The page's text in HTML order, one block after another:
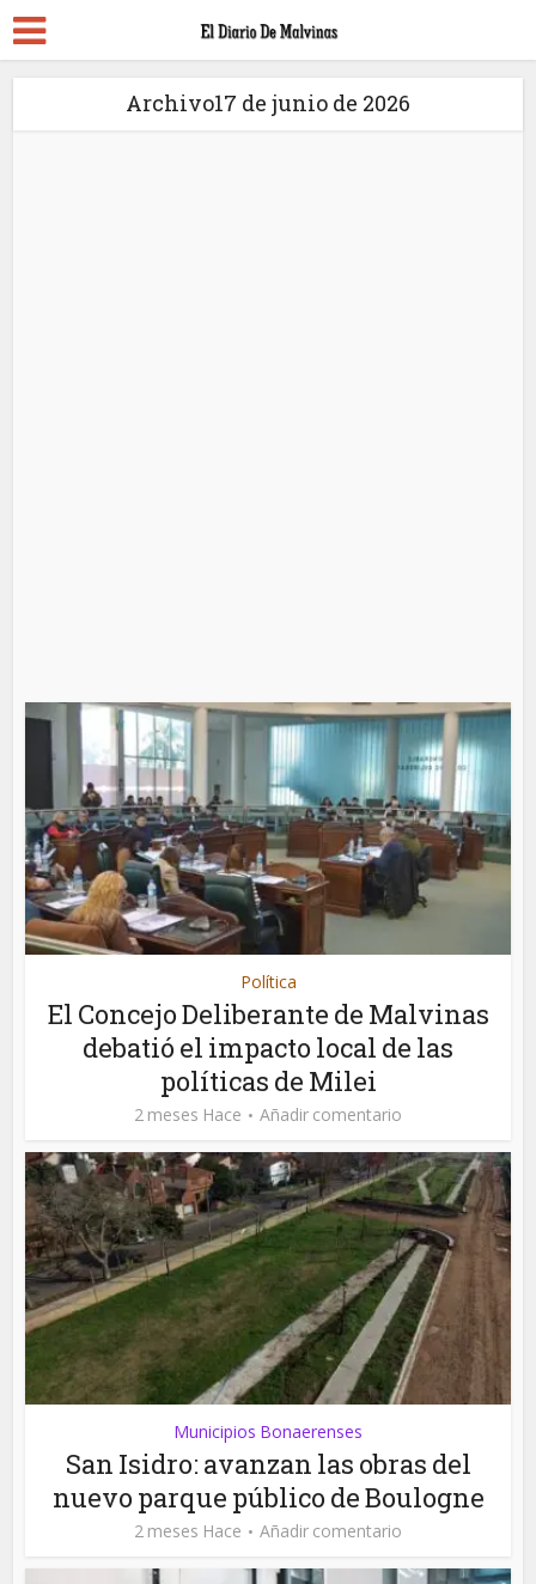
Archivo17 de junio de 2026
Política
El Concejo Deliberante de Malvinas
debatió el impacto local de las
políticas de Milei
2 meses Hace Añadir comentario
Municipios Bonaerenses
San Isidro: avanzan las obras del
nuevo parque público de Boulogne
2 meses Hace Añadir comentario